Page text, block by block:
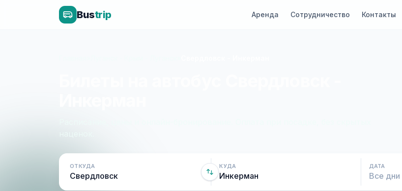
Bustrip Аренда Сотрудничество Контакты
ОТКУДА КУДА ДАТА